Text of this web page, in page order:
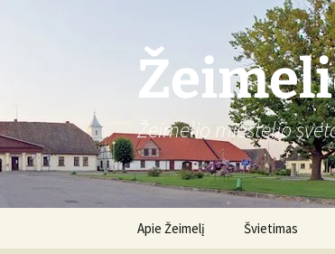
Žeimelio miestelio
Apie Žeimelį Švietimas